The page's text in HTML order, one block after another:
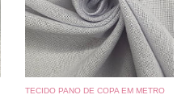
TECIDO PANO DE COPA EM METRO